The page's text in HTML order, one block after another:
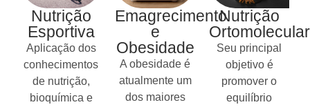
Nutrição
Esportiva
Aplicação dos
conhecimentos
de nutrição,
bioquímica e
Emagrecimento
e
Obesidade
A obesidade é
atualmente um
dos maiores
Nutrição
Ortomolecular
Seu principal
objetivo é
promover o
equilíbrio